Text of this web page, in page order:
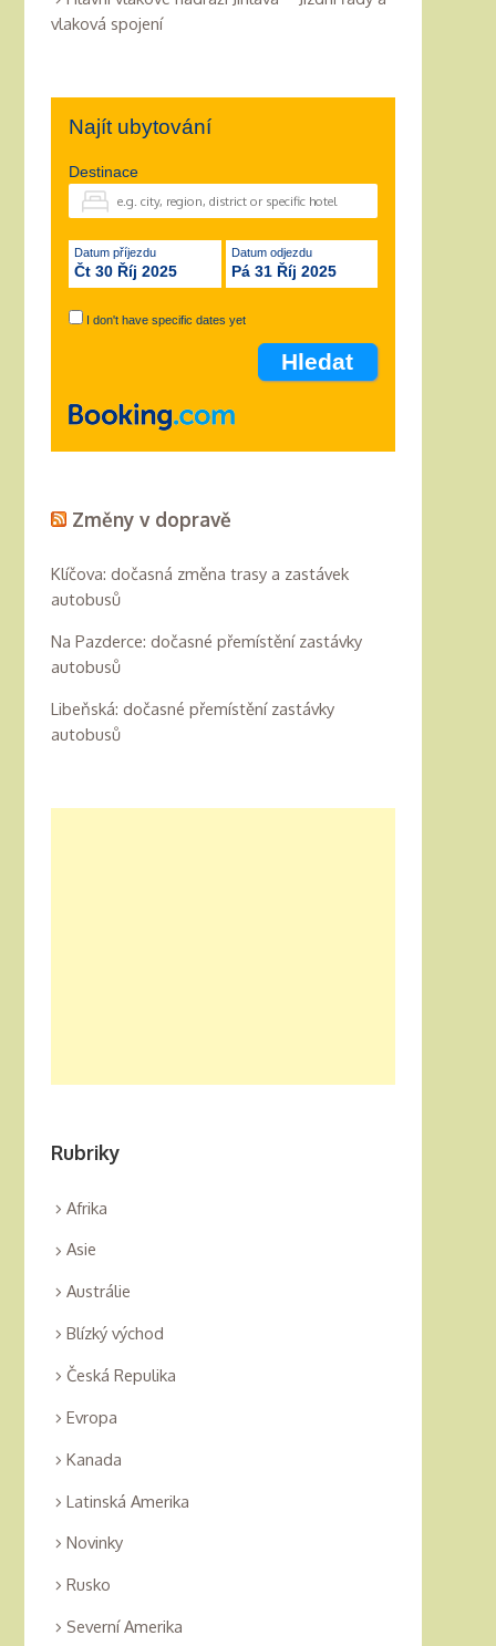
vlaková spojení
Najít ubytování
Destinace
Datum příjezdu
Čt 30 Říj 2025
Datum odjezdu
Pá 31 Říj 2025
I don't have specific dates yet
Změny v dopravě
Klíčova: dočasná změna trasy a zastávek
autobusů
Na Pazderce: dočasné přemístění zastávky
autobusů
Libeňská: dočasné přemístění zastávky
autobusů
Rubriky
Afrika
Asie
Austrálie
Blízký východ
Česká Repulika
Evropa
Kanada
Latinská Amerika
Novinky
Rusko
Severní Amerika